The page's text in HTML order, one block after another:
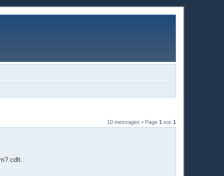
10 messages • Page 1 sur 1
cdlt.